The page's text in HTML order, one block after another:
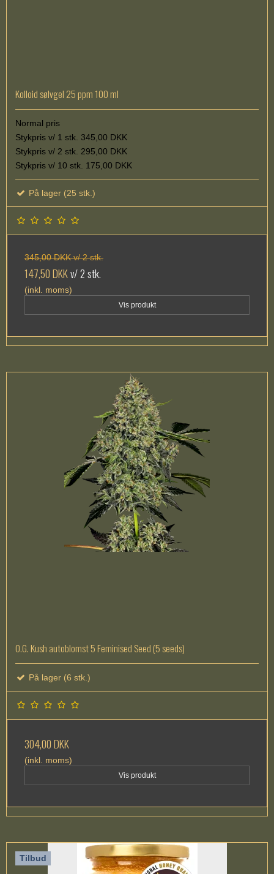
Kolloid sølvgel 25 ppm 100 ml
Normal pris
Stykpris v/ 1 stk. 345,00 DKK
Stykpris v/ 2 stk. 295,00 DKK
Stykpris v/ 10 stk. 175,00 DKK
På lager (25 stk.)
345,00 DKK v/ 2 stk.
147,50 DKKv/ 2 stk.
(inkl. moms)
Vis produkt
O.G. Kush autoblomst 5 Feminised Seed (5 seeds)
På lager (6 stk.)
304,00 DKK
(inkl. moms)
Vis produkt
Tilbud